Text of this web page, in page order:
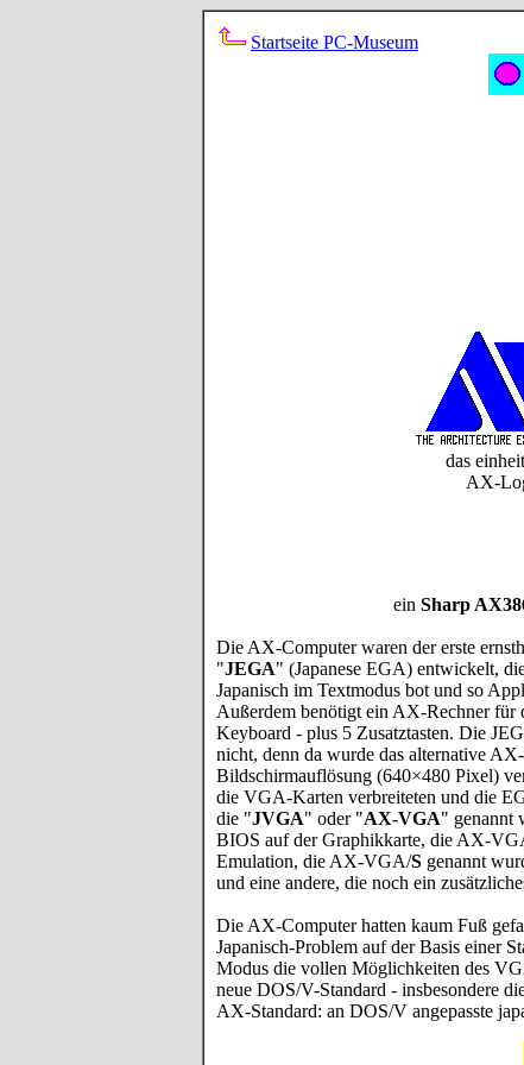
Startseite PC-Museum
das
AX-
ein Sharp
Die AX-Computer waren der erste
"JEGA" (Japanese EGA) entwickelt,
Japanisch im Textmodus bot und so
Außerdem benötigt ein AX-Rechner für
Keyboard - plus 5 Zusatztasten. Die
nicht, denn da wurde das alternative
Bildschirmauflösung (640×480 Pixel)
die VGA-Karten verbreiteten und die
die "JVGA" oder "AX-VGA" genannt
BIOS auf der Graphikkarte, die AX-
Emulation, die AX-VGA/S genannt
und eine andere, die noch ein
Die AX-Computer hatten kaum Fuß
Japanisch-Problem auf der Basis einer
Modus die vollen Möglichkeiten des
neue DOS/V-Standard - insbesondere
AX-Standard: an DOS/V angepasste